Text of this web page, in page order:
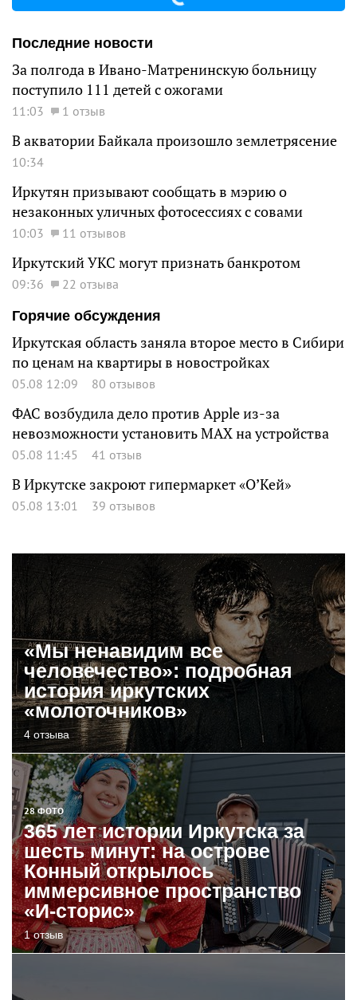
Последние новости
За полгода в Ивано-Матренинскую больницу
поступило 111 детей с ожогами
11:03 1 отзыв
В акватории Байкала произошло землетрясение
10:34
Иркутян призывают сообщать в мэрию о
незаконных уличных фотосессиях с совами
10:03 11 отзывов
Иркутский УКС могут признать банкротом
09:36
22 отзыва
Горячие обсуждения
Иркутская область заняла второе место в Сибири
по ценам на квартиры в новостройках
05.08 12:09 80 отзывов
ФАС возбудила дело против Apple из-за
невозможности установить MAX на устройства
05.08 11:45 41 отзыв
В Иркутске закроют гипермаркет «О’Кей»
05.08 13:01 39 отзывов
«Мы ненавидим все
человечество»: подробная
история иркутских
«молоточников»
4 отзыва
28 ФОТО
365 лет истории Иркутска за
шесть минут: на острове
Конный открылось
иммерсивное пространство
«И-сторис»
1 отзыв